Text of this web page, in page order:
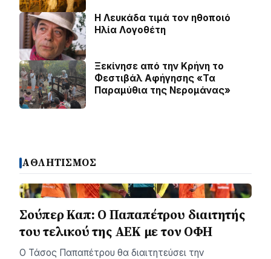
Η Λευκάδα τιμά τον ηθοποιό
Ηλία Λογοθέτη
Ξεκίνησε από την Κρήνη το
Φεστιβάλ Αφήγησης «Τα
Παραμύθια της Νερομάνας»
ΑΘΛΗΤΙΣΜΟΣ
Σούπερ Καπ: Ο Παπαπέτρου διαιτητής
του τελικού της ΑΕΚ με τον ΟΦΗ
Ο Τάσος Παπαπέτρου θα διαιτητεύσει την